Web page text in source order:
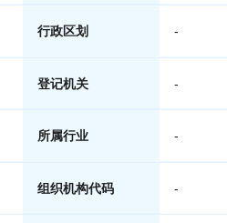
行政区划 -
登记机关 -
所属行业 -
组织机构代码 -